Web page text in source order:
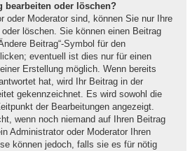
bearbeiten oder löschen?
oder Moderator sind, können Sie nur Ihre
löschen. Sie können einen Beitrag
Beitrag“-Symbol für den
eventuell ist dies nur für einen
Erstellung möglich. Wenn bereits
hat, wird Ihr Beitrag in der
gekennzeichnet. Es wird sowohl die
der Bearbeitungen angezeigt.
wenn noch niemand auf Ihren Beitrag
Administrator oder Moderator Ihren
können jedoch, falls sie es für nötig